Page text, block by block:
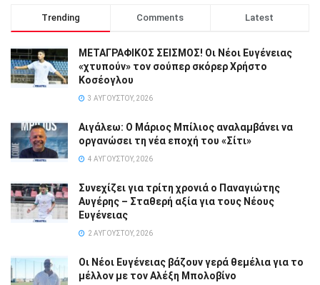
Trending Comments Latest
ΜΕΤΑΓΡΑΦΙΚΟΣ ΣΕΙΣΜΟΣ! Οι Νέοι Ευγένειας
«χτυπούν» τον σούπερ σκόρερ Χρήστο
Κοσέογλου
3 ΑΥΓΟΎΣΤΟΥ, 2026
Αιγάλεω: Ο Μάριος Μπίλιος αναλαμβάνει να
οργανώσει τη νέα εποχή του «Σίτι»
4 ΑΥΓΟΎΣΤΟΥ, 2026
Συνεχίζει για τρίτη χρονιά ο Παναγιώτης
Αυγέρης – Σταθερή αξία για τους Νέους
Ευγένειας
2 ΑΥΓΟΎΣΤΟΥ, 2026
Οι Νέοι Ευγένειας βάζουν γερά θεμέλια για το
μέλλον με τον Αλέξη Μπολοβίνο